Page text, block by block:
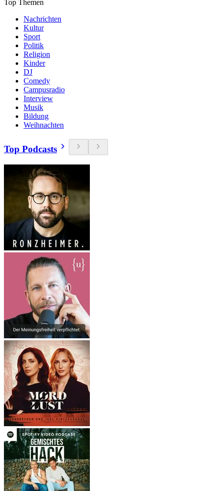
Top Themen
Nachrichten
Kultur
Sport
Politik
Religion
Kinder
DJ
Comedy
Campusradio
Interview
Musik
Bildung
Weihnachten
Top Podcasts